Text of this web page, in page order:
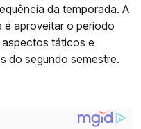
da temporada. A
aproveitar o período
aspectos táticos e
do segundo semestre.